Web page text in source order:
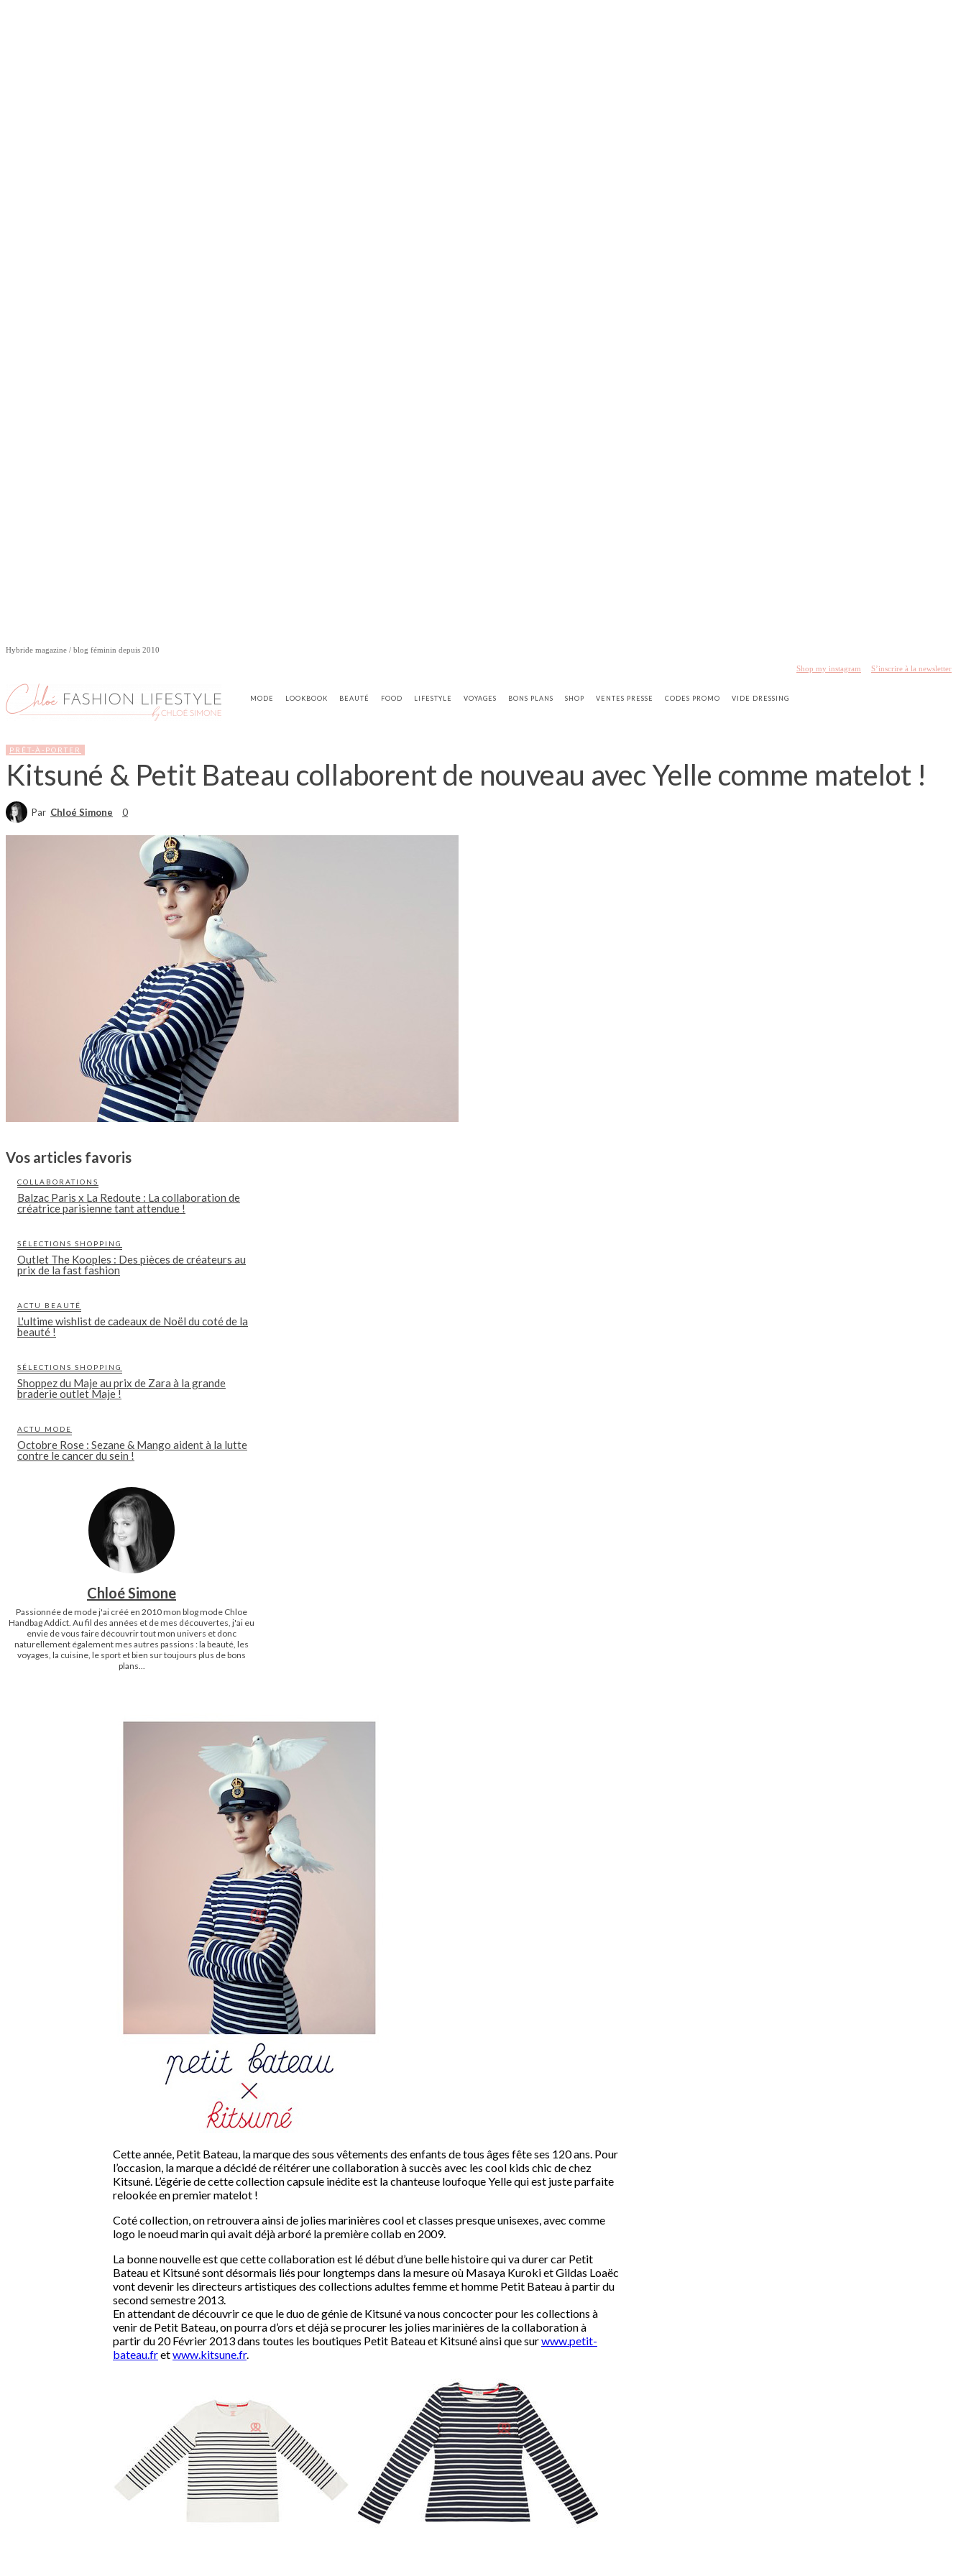
Hybride magazine / blog féminin depuis 2010
Shop my instagram S’inscrire à la newsletter
MODE LOOKBOOK BEAUTÉ FOOD LIFESTYLE VOYAGES BONS PLANS SHOP VENTES PRESSE CODES PROMO VIDE DRESSING
PRÊT-À-PORTER
Kitsuné & Petit Bateau collaborent de nouveau avec Yelle comme matelot !
Par Chloé Simone 0
Vos articles favoris
COLLABORATIONS
Balzac Paris x La Redoute : La collaboration de
créatrice parisienne tant attendue !
SÉLECTIONS SHOPPING
Outlet The Kooples : Des pièces de créateurs au
prix de la fast fashion
ACTU BEAUTÉ
L'ultime wishlist de cadeaux de Noël du coté de la
beauté !
SÉLECTIONS SHOPPING
Shoppez du Maje au prix de Zara à la grande
braderie outlet Maje !
ACTU MODE
Octobre Rose : Sezane & Mango aident à la lutte
contre le cancer du sein !
Chloé Simone
Passionnée de mode j'ai créé en 2010 mon blog mode Chloe
Handbag Addict. Au fil des années et de mes découvertes, j'ai eu
envie de vous faire découvrir tout mon univers et donc
naturellement également mes autres passions : la beauté, les
voyages, la cuisine, le sport et bien sur toujours plus de bons
plans...
Cette année, Petit Bateau, la marque des sous vêtements des enfants de tous âges fête ses 120 ans. Pour
l’occasion, la marque a décidé de réitérer une collaboration à succès avec les cool kids chic de chez
Kitsuné. L’égérie de cette collection capsule inédite est la chanteuse loufoque Yelle qui est juste parfaite
relookée en premier matelot !
Coté collection, on retrouvera ainsi de jolies marinières cool et classes presque unisexes, avec comme
logo le noeud marin qui avait déjà arboré la première collab en 2009.
La bonne nouvelle est que cette collaboration est lé début d’une belle histoire qui va durer car Petit
Bateau et Kitsuné sont désormais liés pour longtemps dans la mesure où Masaya Kuroki et Gildas Loaëc
vont devenir les directeurs artistiques des collections adultes femme et homme Petit Bateau à partir du
second semestre 2013.
En attendant de découvrir ce que le duo de génie de Kitsuné va nous concocter pour les collections à
venir de Petit Bateau, on pourra d’ors et déjà se procurer les jolies marinières de la collaboration à
partir du 20 Février 2013 dans toutes les boutiques Petit Bateau et Kitsuné ainsi que surwww.petit-
bateau.fretwww.kitsune.fr.